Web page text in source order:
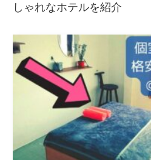
しゃれなホテルを紹介